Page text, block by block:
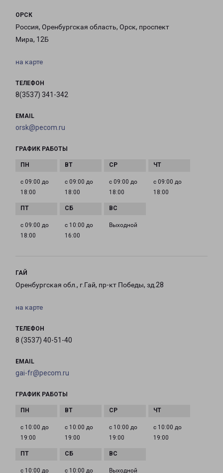
ОРСК
Россия, Оренбургская область, Орск, проспект
Мира, 12Б
на карте
ТЕЛЕФОН
8(3537) 341-342
EMAIL
orsk@pecom.ru
ГРАФИК РАБОТЫ
с 09:00 до
18:00
с 09:00 до
18:00
с 09:00 до
18:00
с 09:00 до
18:00
с 09:00 до
18:00
с 10:00 до
16:00
Выходной
ГАЙ
Оренбургская обл., г.Гай, пр-кт Победы, зд.28
на карте
ТЕЛЕФОН
8 (3537) 40-51-40
EMAIL
gai-fr@pecom.ru
ГРАФИК РАБОТЫ
с 10:00 до
19:00
с 10:00 до
19:00
с 10:00 до
19:00
с 10:00 до
19:00
с 10:00 до с 10:00 до Выходной